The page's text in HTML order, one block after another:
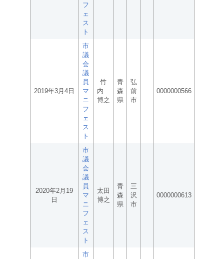
フ
ェ
ス
ト
2019年3月4日
市
議
会
議
員
マ
ニ
フ
ェ
ス
ト
竹
内
博之
青
森
県
弘
前
市
0000000566
2020年2月19
日
市
議
会
議
員
マ
ニ
フ
ェ
ス
ト
太田
博之
青
森
県
三
沢
市
0000000613
市